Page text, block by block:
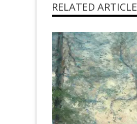
RELATED ARTICLE